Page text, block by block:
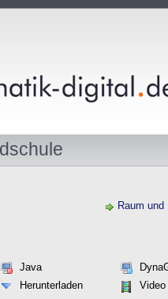
Raum und
Java
Herunterladen Video